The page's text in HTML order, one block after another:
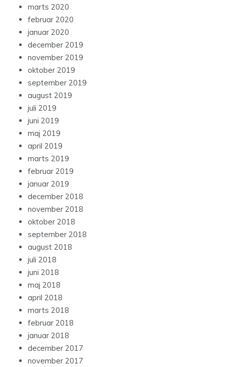
marts 2020
februar 2020
januar 2020
december 2019
november 2019
oktober 2019
september 2019
august 2019
juli 2019
juni 2019
maj 2019
april 2019
marts 2019
februar 2019
januar 2019
december 2018
november 2018
oktober 2018
september 2018
august 2018
juli 2018
juni 2018
maj 2018
april 2018
marts 2018
februar 2018
januar 2018
december 2017
november 2017